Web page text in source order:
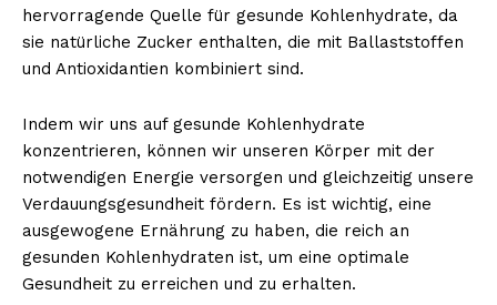
hervorragende Quelle für gesunde Kohlenhydrate, da
sie natürliche Zucker enthalten, die mit Ballaststoffen
und Antioxidantien kombiniert sind.
Indem wir uns auf gesunde Kohlenhydrate
konzentrieren, können wir unseren Körper mit der
notwendigen Energie versorgen und gleichzeitig unsere
Verdauungsgesundheit fördern. Es ist wichtig, eine
ausgewogene Ernährung zu haben, die reich an
gesunden Kohlenhydraten ist, um eine optimale
Gesundheit zu erreichen und zu erhalten.